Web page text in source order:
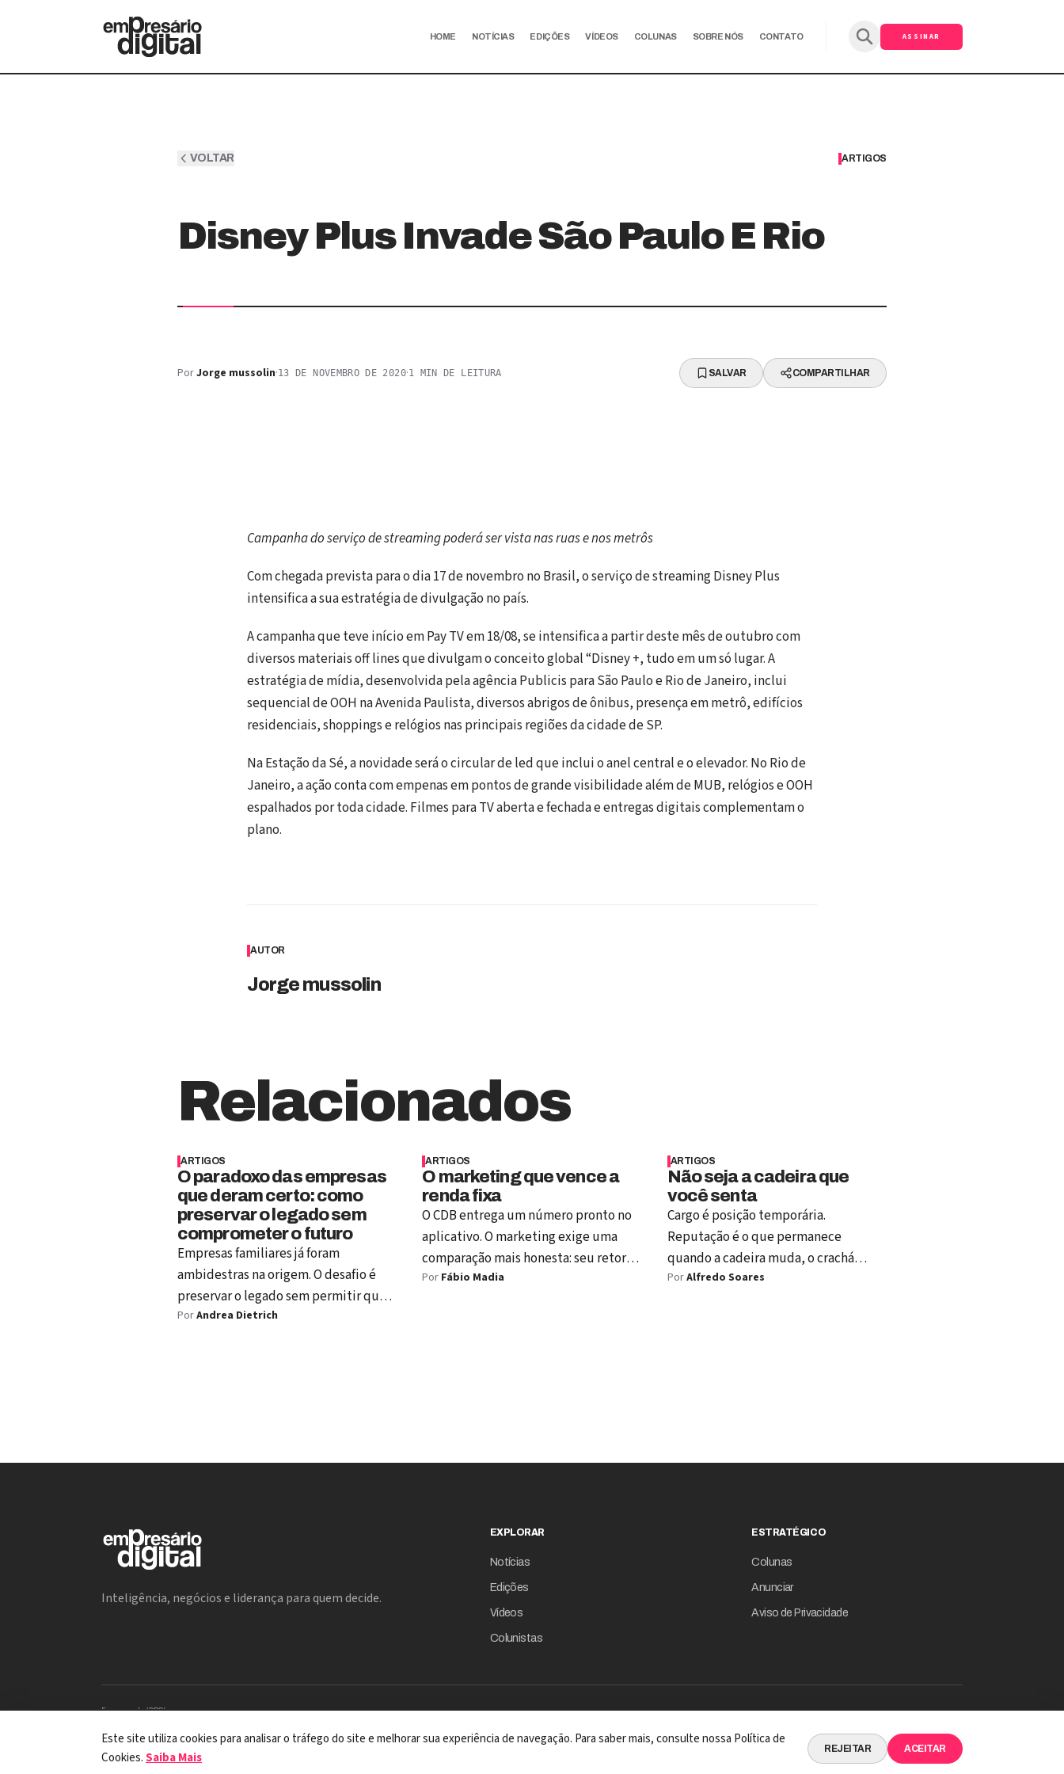
HOME NOTÍCIAS EDIÇÕES VÍDEOS COLUNAS SOBRE NÓS CONTATO ASSINAR
VOLTAR ARTIGOS
Disney Plus Invade São Paulo E Rio
PorJorge mussolin·13 DE NOVEMBRO DE 2020·1 MIN DE LEITURA SALVAR COMPARTILHAR
Campanha do serviço de streaming poderá ser vista nas ruas e nos metrôs
Com chegada prevista para o dia 17 de novembro no Brasil, o serviço de streaming Disney Plus
intensifica a sua estratégia de divulgação no país.
A campanha que teve início em Pay TV em 18/08, se intensifica a partir deste mês de outubro com
diversos materiais off lines que divulgam o conceito global “Disney +, tudo em um só lugar. A
estratégia de mídia, desenvolvida pela agência Publicis para São Paulo e Rio de Janeiro, inclui
sequencial de OOH na Avenida Paulista, diversos abrigos de ônibus, presença em metrô, edifícios
residenciais, shoppings e relógios nas principais regiões da cidade de SP.
Na Estação da Sé, a novidade será o circular de led que inclui o anel central e o elevador. No Rio de
Janeiro, a ação conta com empenas em pontos de grande visibilidade além de MUB, relógios e OOH
espalhados por toda cidade. Filmes para TV aberta e fechada e entregas digitais complementam o
plano.
AUTOR
Jorge mussolin
Relacionados
ARTIGOS
O paradoxo das empresas
que deram certo: como
preservar o legado sem
comprometer o futuro
Empresas familiares já foram
ambidestras na origem. O desafio é
preservar o legado sem permitir que
escala, processos e sucesso
PorAndrea Dietrich
ARTIGOS
O marketing que vence a
renda fixa
O CDB entrega um número pronto no
aplicativo. O marketing exige uma
comparação mais honesta: seu retorno
precisa ser medido como
Por Fábio Madia
ARTIGOS
Não seja a cadeira que
você senta
Cargo é posição temporária.
Reputação é o que permanece
quando a cadeira muda, o crachá
desaparece e o título deixa de abrir
PorAlfredo Soares
Inteligência, negócios e liderança para quem decide.
EXPLORAR
Notícias
Edições
Vídeos
Colunistas
ESTRATÉGICO
Colunas
Anunciar
Aviso de Privacidade
Encarregada (DPO)
Solicitação de Titular – Serinews
A REVISTA COM INTELIGÊNCIA DE DADOS EM SUA ESSÊNCIA
Este site utiliza cookies para analisar o tráfego do site e melhorar sua experiência de navegação. Para saber mais, consulte nossa Política de
Cookies.Saiba Mais
REJEITAR ACEITAR